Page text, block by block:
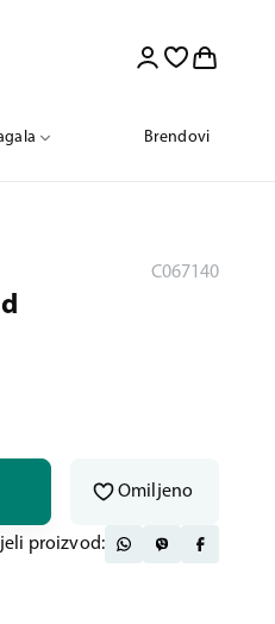
Brendovi
C067140
Omiljeno
proizvod: